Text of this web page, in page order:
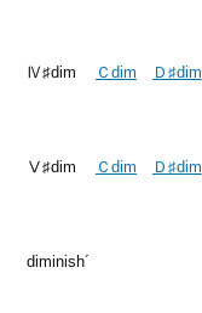
Ⅳ♯dim Ｃdim Ｄ♯dim
Ⅴ♯dim Ｃdim Ｄ♯dim
diminish´